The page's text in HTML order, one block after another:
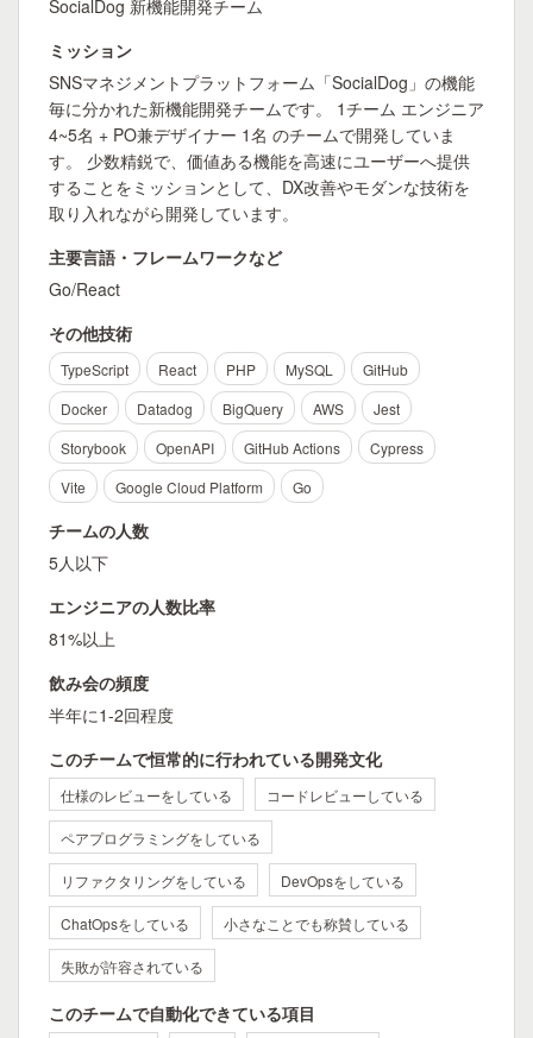
SocialDog 新機能開発チーム
ミッション
SNSマネジメントプラットフォーム「SocialDog」の機能
毎に分かれた新機能開発チームです。 1チーム エンジニア
4~5名 + PO兼デザイナー 1名 のチームで開発していま
す。 少数精鋭で、価値ある機能を高速にユーザーへ提供
することをミッションとして、DX改善やモダンな技術を
取り入れながら開発しています。
主要言語・フレームワークなど
Go/React
その他技術
TypeScript React PHP MySQL
GitHub
Docker
Datadog BigQuery AWS
Jest
Storybook
OpenAPI GitHub Actions
Cypress
Vite
Google Cloud Platform Go
チームの人数
5人以下
エンジニアの人数比率
81%以上
飲み会の頻度
半年に1-2回程度
このチームで恒常的に行われている開発文化
仕様のレビューをしている コードレビューしている
ペアプログラミングをしている
リファクタリングをしている DevOpsをしている
ChatOpsをしている 小さなことでも称賛している
失敗が許容されている
このチームで自動化できている項目